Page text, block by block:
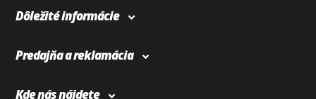
Dôležité informácie
Predajňa a reklamácia
Kde nás nájdete